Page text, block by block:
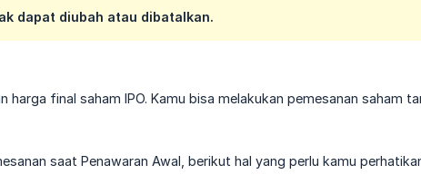
dapat diubah atau dibatalkan.
harga final saham IPO. Kamu bisa melakukan pemesanan saham
saat Penawaran Awal, berikut hal yang perlu kamu